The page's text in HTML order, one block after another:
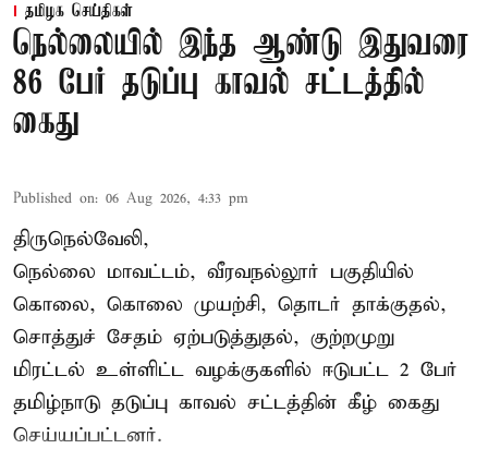
தமிழக செய்திகள்
நெல்லையில் இந்த ஆண்டு இதுவரை
86 பேர் தடுப்பு காவல் சட்டத்தில்
கைது
Published on: 06 Aug 2026, 4:33 pm
திருநெல்வேலி,
நெல்லை மாவட்டம், வீரவநல்லூர் பகுதியில்
கொலை, கொலை முயற்சி, தொடர் தாக்குதல்,
சொத்துச் சேதம் ஏற்படுத்துதல், குற்றமுறு
மிரட்டல் உள்ளிட்ட வழக்குகளில் ஈடுபட்ட 2 பேர்
தமிழ்நாடு தடுப்பு காவல் சட்டத்தின் கீழ் கைது
செய்யப்பட்டனர்.